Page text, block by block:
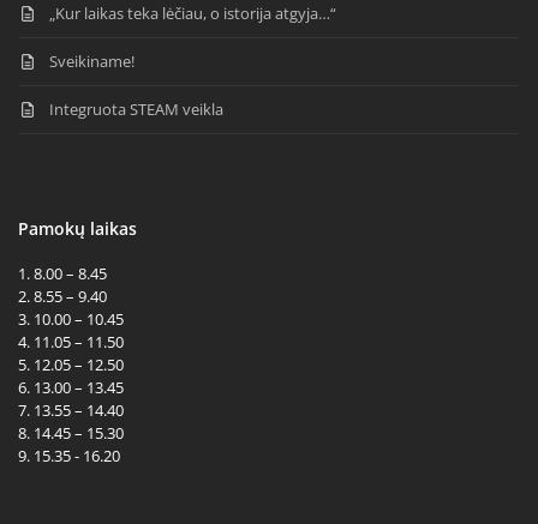
„Kur laikas teka lėčiau, o istorija atgyja…“
Sveikiname!
Integruota STEAM veikla
Pamokų laikas
1. 8.00 – 8.45
2. 8.55 – 9.40
3. 10.00 – 10.45
4. 11.05 – 11.50
5. 12.05 – 12.50
6. 13.00 – 13.45
7. 13.55 – 14.40
8. 14.45 – 15.30
9. 15.35 - 16.20